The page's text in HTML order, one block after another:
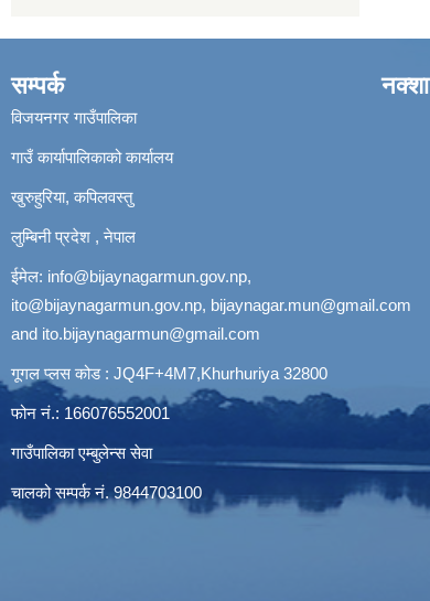
सम्पर्क
विजयनगर गाउँपालिका
गाउँ कार्यापालिकाको कार्यालय
खुरुहुरिया, कपिलवस्तु
लुम्बिनी प्रदेश , नेपाल
ईमेल: info@bijaynagarmun.gov.np,
ito@bijaynagarmun.gov.np, bijaynagar.mun@gmail.com
and ito.bijaynagarmun@gmail.com
गूगल प्लस कोड : JQ4F+4M7,Khurhuriya 32800
फोन नं.: 166076552001
गाउँपालिका एम्बुलेन्स सेवा
चालको सम्पर्क नं. 9844703100
नक्शा